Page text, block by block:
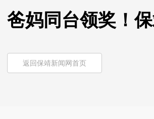
爸妈同台领奖！
返回保靖新闻网首页